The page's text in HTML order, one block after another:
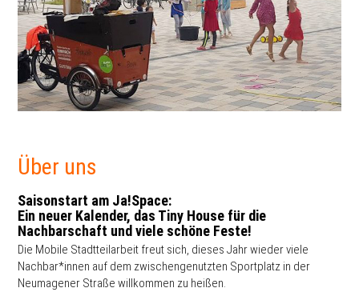
Über uns
Saisonstart am Ja!Space:
Ein neuer Kalender, das Tiny House für die
Nachbarschaft und viele schöne Feste!
Die Mobile Stadtteilarbeit freut sich, dieses Jahr wieder viele
Nachbar*innen auf dem zwischengenutzten Sportplatz in der
Neumagener Straße willkommen zu heißen.